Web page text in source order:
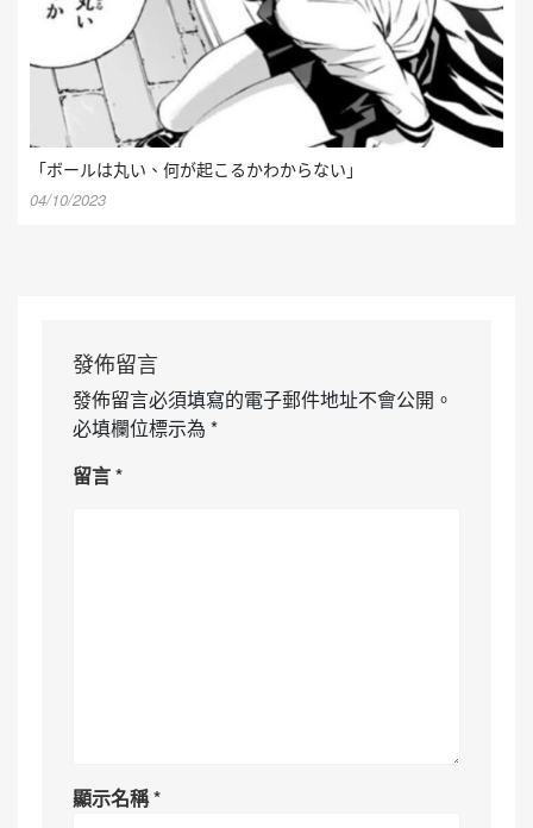
「ボールは丸い、何が起こるかわからない」
04/10/2023
發佈留言
發佈留言必須填寫的電子郵件地址不會公開。
必填欄位標示為 *
留言*
顯示名稱*